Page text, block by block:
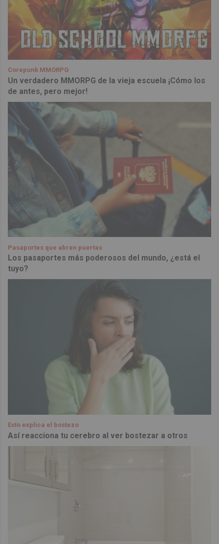
Corepunk MMORPG
Un verdadero MMORPG de la vieja escuela ¡Cómo los
de antes, pero mejor!
Pasaportes que abren puertas
Los pasaportes más poderosos del mundo, ¿está el
tuyo?
Esto explica el bostezo
Así reacciona tu cerebro al ver bostezar a otros